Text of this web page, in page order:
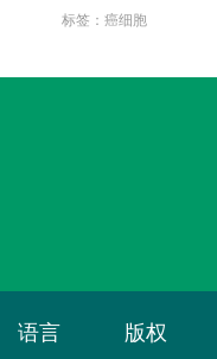
标签：癌细胞
语言 版权